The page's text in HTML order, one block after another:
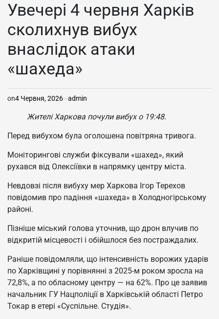
Увечері 4 червня Харків
сколихнув вибух
внаслідок атаки
«шахеда»
on4 Червня, 2026 admin
Жителі Харкова почули вибух о 19:48.
Перед вибухом була оголошена повітряна тривога.
Моніторингові служби фіксували «шахед», який
рухався від Олексіївки в напрямку центру міста.
Невдовзі після вибуху мер Харкова Ігор Терехов
повідомив про падіння «шахеда» в Холодногірському
районі.
Пізніше міський голова уточнив, що дрон влучив по
відкритій місцевості і обійшлося без постраждалих.
Раніше повідомляли, що інтенсивність ворожих ударів
по Харківщині у порівнянні з 2025-м роком зросла на
72,8%, а по обласному центру — на 62%. Про це заявив
начальник ГУ Нацполіції в Харківській області Петро
Токар в етері «Суспільне. Студія».